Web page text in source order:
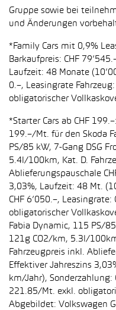
Gruppe sowie bei
und Änderungen
*Family Cars mit 0,9%
Barkaufpreis: CHF
Laufzeit: 48 Monate
0.–, Leasingrate
obligatorischer
*Starter Cars ab CHF
199.–/Mt. für den Skoda
PS/85 kW, 7-Gang DSG
5.4l/100km, Kat. D.
Ablieferungspauschale
3,03%, Laufzeit: 48 Mt.
CHF 6’050.–,
obligatorischer
Fabia Dynamic, 115 PS/
121g CO2/km, 5.3l/
Fahrzeugpreis inkl.
Effektiver Jahreszins
km/Jahr), Sonderzahlung:
221.85/Mt. exkl.
Abgebildet: Volkswagen